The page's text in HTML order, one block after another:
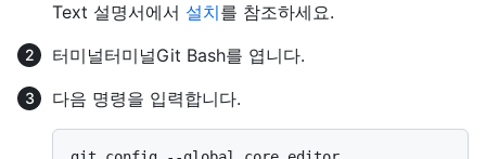
Text 설명서에서 설치를 참조하세요.
터미널터미널Git Bash를 엽니다.
다음 명령을 입력합니다.